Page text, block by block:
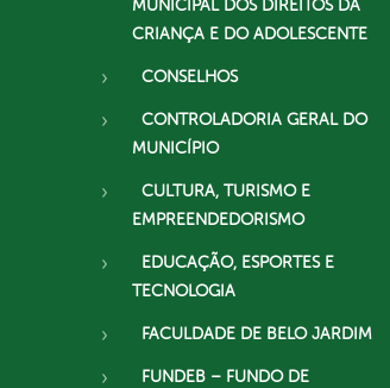
MUNICIPAL DOS DIREITOS DA
CRIANÇA E DO ADOLESCENTE
CONSELHOS
CONTROLADORIA GERAL DO
MUNICÍPIO
CULTURA, TURISMO E
EMPREENDEDORISMO
EDUCAÇÃO, ESPORTES E
TECNOLOGIA
FACULDADE DE BELO JARDIM
FUNDEB – FUNDO DE